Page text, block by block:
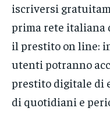
iscriversi
prima rete italiana
il prestito on line:
utenti potranno
prestito digitale di
di quotidiani e